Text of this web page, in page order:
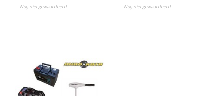
en acculader
Nog niet gewaardeerd Nog niet gewaardeerd